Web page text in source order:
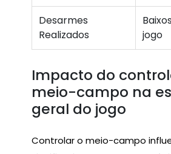
Desarmes
Realizados
jogo
Impacto do
meio-campo na
geral do jogo
Controlar o meio-campo